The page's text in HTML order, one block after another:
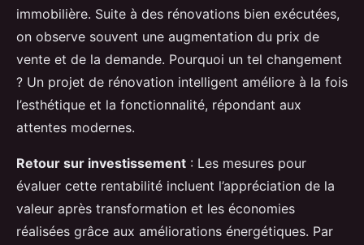
immobilière. Suite à des rénovations bien exécutées,
on observe souvent une augmentation du prix de
vente et de la demande. Pourquoi un tel changement
? Un projet de rénovation intelligent améliore à la fois
l’esthétique et la fonctionnalité, répondant aux
attentes modernes.
Retour sur investissement : Les mesures pour
évaluer cette rentabilité incluent l’appréciation de la
valeur après transformation et les économies
réalisées grâce aux améliorations énergétiques. Par